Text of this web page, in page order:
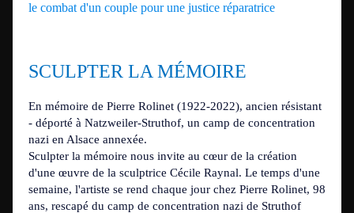
le combat d'un couple pour une justice réparatrice
SCULPTER LA MÉMOIRE
En mémoire de Pierre Rolinet (1922-2022), ancien résistant
- déporté à Natzweiler-Struthof, un camp de concentration
nazi en Alsace annexée.
Sculpter la mémoire nous invite au cœur de la création
d'une œuvre de la sculptrice Cécile Raynal. Le temps d'une
semaine, l'artiste se rend chaque jour chez Pierre Rolinet, 98
ans, rescapé du camp de concentration nazi de Struthof